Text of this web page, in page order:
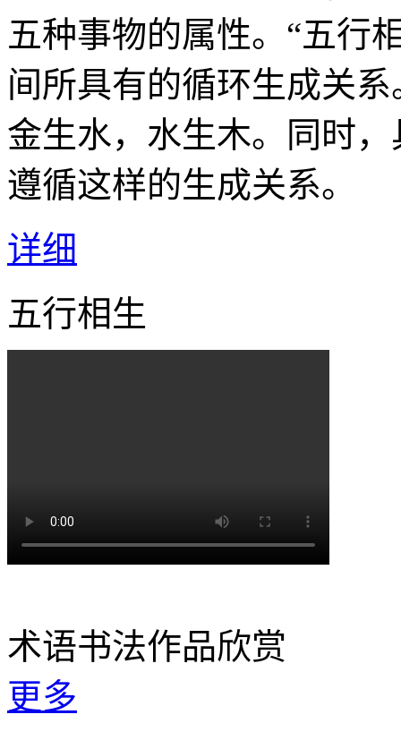
五种事物的属性。“五行
间所具有的循环生成关
金生水，水生木。同时
遵循这样的生成关系。
详细
五行相生
术语书法作品欣赏
更多